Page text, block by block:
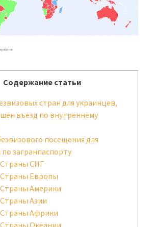
Содержание статьи
стран для украинцев,
въезд по внутреннему
посещения для
загранпаспорту
Страны СНГ
Страны Европы
Страны Америки
Страны Азии
Страны Африки
Страны Океании